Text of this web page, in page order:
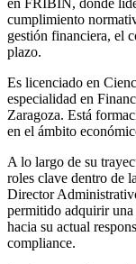
cumplimiento
gestión financiera, el
plazo.
Es licenciado en
especialidad en
Zaragoza. Está
en el ámbito
A lo largo de su
roles clave dentro de
Director
permitido adquirir
hacia su actual
compliance.